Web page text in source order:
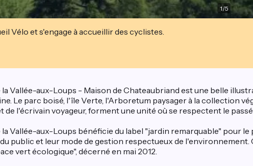
1/5
Vélo et s'engage à accueillir des cyclistes.
la Vallée-aux-Loups - Maison de Chateaubriand est une belle
Le parc boisé, l'île Verte, l'Arboretum paysager à la collection
de l'écrivain voyageur, forment une unité où se respectent le
la Vallée-aux-Loups bénéficie du label "jardin remarquable" pour
public et leur mode de gestion respectueux de
vert écologique", décerné en mai 2012.